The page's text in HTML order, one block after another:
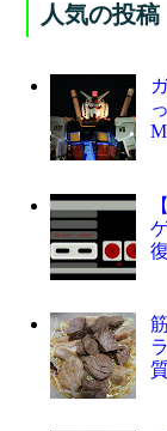
人気の投稿